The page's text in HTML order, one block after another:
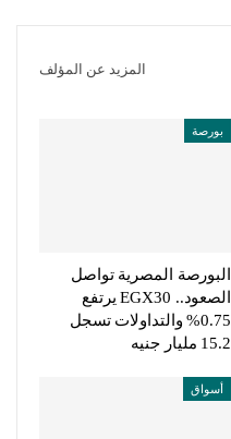
المزيد عن المؤلف
بورصة
البورصة المصرية تواصل
الصعود.. EGX30 يرتفع
0.75% والتداولات تسجل
15.2 مليار جنيه
أسواق